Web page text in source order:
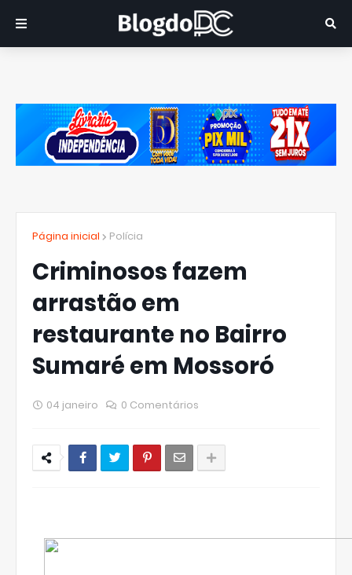
Página inicial Polícia
Criminosos fazem
arrastão em
restaurante no Bairro
Sumaré em Mossoró
04 janeiro 0 Comentários